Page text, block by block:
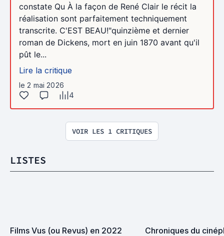
constate Qu À la façon de René Clair le récit la
réalisation sont parfaitement techniquement
transcrite. C'EST BEAU!"quinzième et dernier
roman de Dickens, mort en juin 1870 avant qu'il
pût le...
Lire la critique
le 2 mai 2026
4
VOIR LES 1 CRITIQUES
LISTES
Films Vus (ou Revus) en 2022
Chroniques du